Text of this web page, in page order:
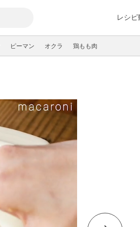
レシピ
ピーマン オクラ 鶏もも肉